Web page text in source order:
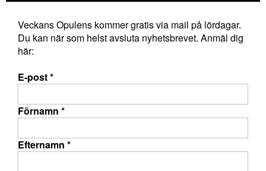
Veckans Opulens kommer gratis via mail på lördagar.
Du kan när som helst avsluta nyhetsbrevet. Anmäl dig
här:
E-post*
Förnamn *
Efternamn *